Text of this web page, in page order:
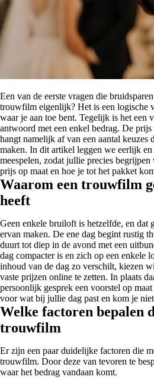
Een van de eerste vragen die
trouwfilm eigenlijk? Het is een logische
waar je aan toe bent. Tegelijk is het een
antwoord met een enkel bedrag. De
hangt namelijk af van een aantal keuzes
maken. In dit artikel leggen we eerlijk
meespelen, zodat jullie precies
prijs op maat en hoe je tot het pakket
Waarom een trouwfilm
heeft
Geen enkele bruiloft is hetzelfde, en
ervan maken. De ene dag begint rustig
duurt tot diep in de avond met een
dag compacter is en zich op een enkele
inhoud van de dag zo verschilt, kiezen
vaste prijzen online te zetten. In plaats
persoonlijk gesprek een voorstel op
voor wat bij jullie dag past en kom je
Welke factoren bepalen
trouwfilm
Er zijn een paar duidelijke factoren die
trouwfilm. Door deze van tevoren te
waar het bedrag vandaan komt.